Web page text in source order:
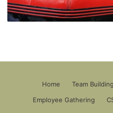
Home Team Building
Employee Gathering